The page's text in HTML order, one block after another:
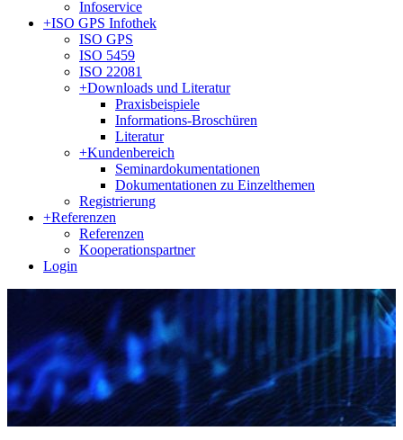
Infoservice
+ISO GPS Infothek
ISO GPS
ISO 5459
ISO 22081
+Downloads und Literatur
Praxisbeispiele
Informations-Broschüren
Literatur
+Kundenbereich
Seminardokumentationen
Dokumentationen zu Einzelthemen
Registrierung
+Referenzen
Referenzen
Kooperationspartner
Login